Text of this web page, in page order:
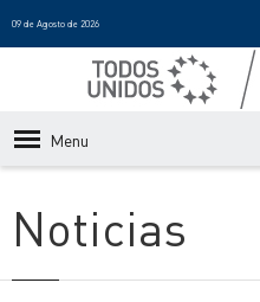
09 de Agosto de 2026
Menu
Noticias